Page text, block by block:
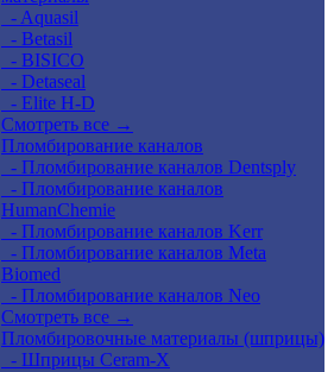
- Aquasil
- Betasil
- BISICO
- Detaseal
- Elite H-D
Смотреть все →
Пломбирование каналов
- Пломбирование каналов Dentsply
- Пломбирование каналов
HumanChemie
- Пломбирование каналов Kerr
- Пломбирование каналов Meta
Biomed
- Пломбирование каналов Neo
Смотреть все →
Пломбировочные материалы (шприцы)
- Шприцы Ceram-X